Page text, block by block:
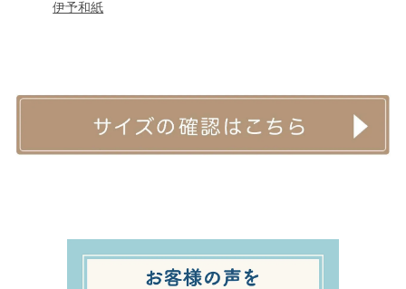
伊予和紙